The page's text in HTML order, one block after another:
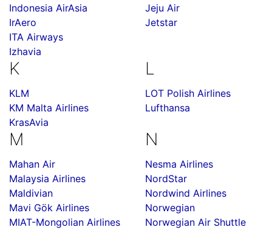
Indonesia AirAsia
IrAero
ITA Airways
Izhavia
Jeju Air
Jetstar
K
KLM
KM Malta Airlines
KrasAvia
L
LOT Polish Airlines
Lufthansa
M
Mahan Air
Malaysia Airlines
Maldivian
Mavi Gök Airlines
MIAT-Mongolian Airlines
N
Nesma Airlines
NordStar
Nordwind Airlines
Norwegian
Norwegian Air Shuttle